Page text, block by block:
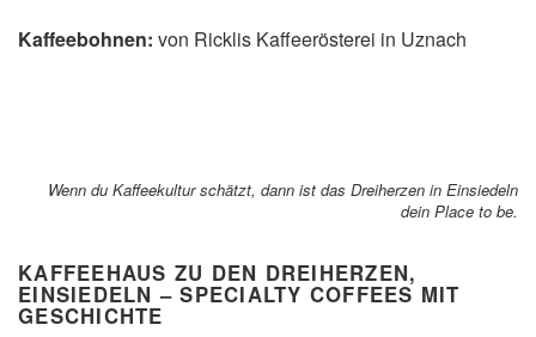
Kaffeebohnen: von Ricklis Kaffeerösterei in Uznach
Wenn du Kaffeekultur schätzt, dann ist das Dreiherzen in Einsiedeln
dein Place to be.
KAFFEEHAUS ZU DEN DREIHERZEN,
EINSIEDELN – SPECIALTY COFFEES MIT
GESCHICHTE